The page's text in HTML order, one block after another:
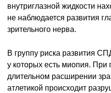
внутриглазной жидкости
не наблюдается развития
зрительного нерва.
В группу риска развития
у которых есть миопия. При
длительном расширении
атлетикой происходит